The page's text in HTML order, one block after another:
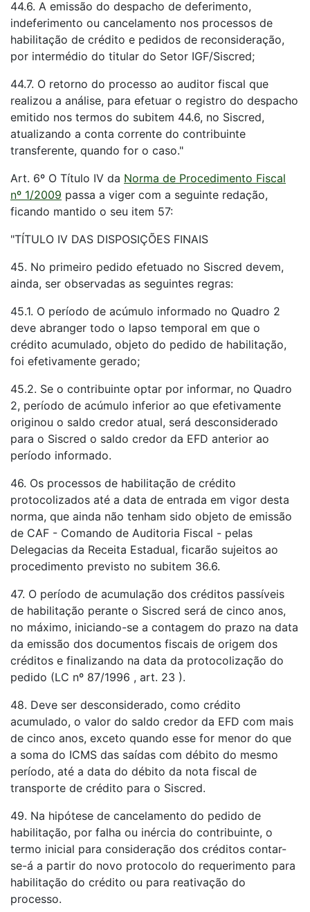
44.6. A emissão do despacho de deferimento,
indeferimento ou cancelamento nos processos de
habilitação de crédito e pedidos de reconsideração,
por intermédio do titular do Setor IGF/Siscred;
44.7. O retorno do processo ao auditor fiscal que
realizou a análise, para efetuar o registro do despacho
emitido nos termos do subitem 44.6, no Siscred,
atualizando a conta corrente do contribuinte
transferente, quando for o caso."
Art. 6º O Título IV da Norma de Procedimento Fiscal
nº 1/2009 passa a viger com a seguinte redação,
ficando mantido o seu item 57:
"TÍTULO IV DAS DISPOSIÇÕES FINAIS
45. No primeiro pedido efetuado no Siscred devem,
ainda, ser observadas as seguintes regras:
45.1. O período de acúmulo informado no Quadro 2
deve abranger todo o lapso temporal em que o
crédito acumulado, objeto do pedido de habilitação,
foi efetivamente gerado;
45.2. Se o contribuinte optar por informar, no Quadro
2, período de acúmulo inferior ao que efetivamente
originou o saldo credor atual, será desconsiderado
para o Siscred o saldo credor da EFD anterior ao
período informado.
46. Os processos de habilitação de crédito
protocolizados até a data de entrada em vigor desta
norma, que ainda não tenham sido objeto de emissão
de CAF - Comando de Auditoria Fiscal - pelas
Delegacias da Receita Estadual, ficarão sujeitos ao
procedimento previsto no subitem 36.6.
47. O período de acumulação dos créditos passíveis
de habilitação perante o Siscred será de cinco anos,
no máximo, iniciando-se a contagem do prazo na data
da emissão dos documentos fiscais de origem dos
créditos e finalizando na data da protocolização do
pedido (LC nº 87/1996 , art. 23 ).
48. Deve ser desconsiderado, como crédito
acumulado, o valor do saldo credor da EFD com mais
de cinco anos, exceto quando esse for menor do que
a soma do ICMS das saídas com débito do mesmo
período, até a data do débito da nota fiscal de
transporte de crédito para o Siscred.
49. Na hipótese de cancelamento do pedido de
habilitação, por falha ou inércia do contribuinte, o
termo inicial para consideração dos créditos contar-
se-á a partir do novo protocolo do requerimento para
habilitação do crédito ou para reativação do
processo.